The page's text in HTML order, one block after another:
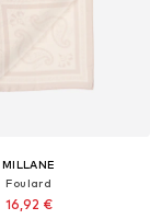
MILLANE
Foulard
16,92 €